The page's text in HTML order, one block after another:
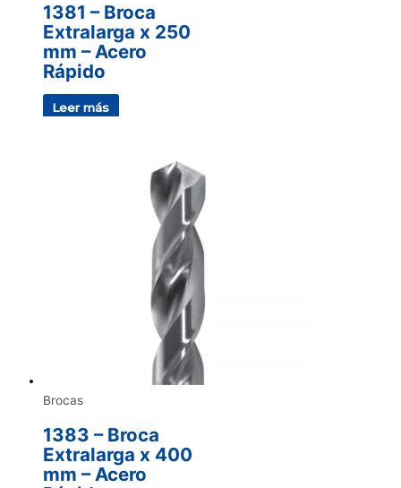
1381 – Broca
Extralarga x 250
mm – Acero
Rápido
Leer más
Brocas
1383 – Broca
Extralarga x 400
mm – Acero